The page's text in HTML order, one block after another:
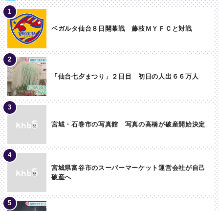
ベガルタ仙台８日開幕戦 藤枝ＭＹＦＣと対戦
「仙台七夕まつり」２日目 初日の人出６６万人
宮城・石巻市の写真館 写真の高橋が破産開始決定
宮城県富谷市のスーパーマーケット運営会社が自己
破産へ